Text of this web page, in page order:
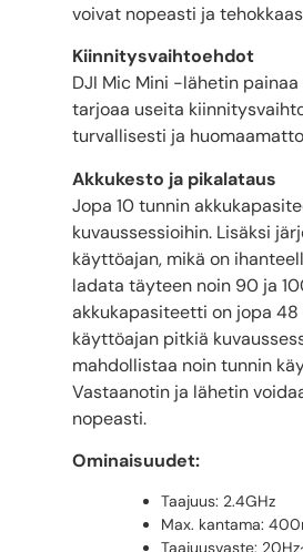
voivat nopeasti ja
Kiinnitysvaihtoehdot
DJI Mic Mini -lähetin
tarjoaa useita
turvallisesti ja
Akkukesto ja pikalataus
Jopa 10 tunnin
kuvaussessioihin. Lisäksi
käyttöajan, mikä on
ladata täyteen noin 90 ja
akkukapasiteetti on jopa
käyttöajan pitkiä
mahdollistaa noin tunnin
Vastaanotin ja lähetin
nopeasti.
Ominaisuudet:
Taajuus: 2.4GHz
Max. kantama: